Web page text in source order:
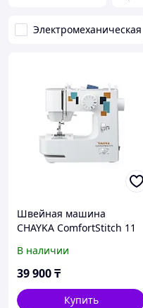
Электромеханическая
Швейная машина
CHAYKA ComfortStitch 11
В наличии
39 900₸
Купить